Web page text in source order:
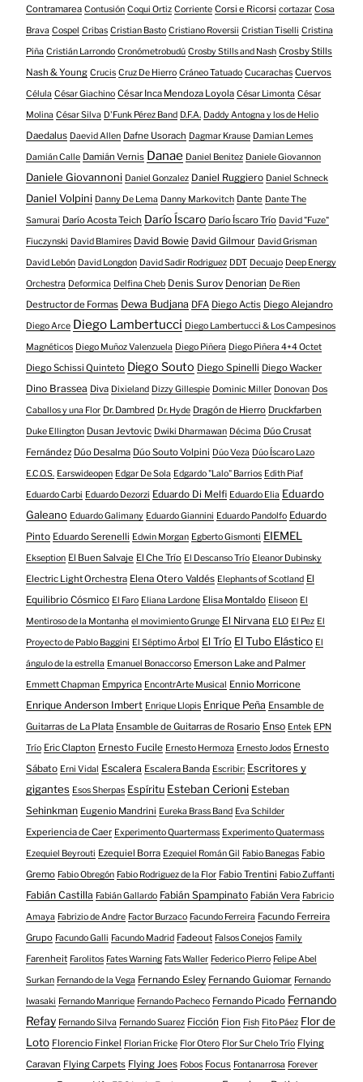
Contramarea Contusión Coqui Ortiz Corriente Corsi e Ricorsi cortazar Cosa
Brava Cospel Cribas Cristian Basto Cristiano Roversii Cristian Tiselli Cristina
Piña Cristián Larrondo Cronómetrobudú Crosby Stills and Nash Crosby Stills
Nash & Young Crucis Cruz De Hierro Cráneo Tatuado Cucarachas Cuervos
Célula César Giachino César Inca Mendoza Loyola César Limonta César
Molina César Silva D'Funk Pérez Band D.F.A. Daddy Antogna y los de Helio
Daedalus Daevid Allen Dafne Usorach Dagmar Krause Damian Lemes
Damián Calle Damián Vernis Danae Daniel Benitez Daniele Giovannon
Daniele Giovannoni Daniel Gonzalez Daniel Ruggiero Daniel Schneck
Daniel Volpini Danny De Lema Danny Markovitch Dante Dante The
Samurai Darío Acosta Teich Darío Íscaro Darío Íscaro Trío David "Fuze"
Fiuczynski David Blamires David Bowie David Gilmour David Grisman
David Lebón David Longdon David Sadir Rodriguez DDT Decuajo Deep Energy
Orchestra Deformica Delfina Cheb Denis Surov Denorian De Rien
Destructor de Formas Dewa Budjana DFA Diego Actis Diego Alejandro
Diego Arce Diego Lambertucci Diego Lambertucci & Los Campesinos
Magnéticos Diego Muñoz Valenzuela Diego Piñera Diego Piñera 4+4 Octet
Diego Schissi Quinteto Diego Souto Diego Spinelli Diego Wacker
Dino Brassea Diva Dixieland Dizzy Gillespie Dominic Miller Donovan Dos
Caballos y una Flor Dr. Dambred Dr. Hyde Dragón de Hierro Druckfarben
Duke Ellington Dusan Jevtovic Dwiki Dharmawan Décima Dúo Crusat
Fernández Dúo Desalma Dúo Souto Volpini Dúo Veza Dúo Íscaro Lazo
E.C.O.S. Earswideopen Edgar De Sola Edgardo "Lalo" Barrios Edith Piaf
Eduardo Carbi Eduardo Dezorzi Eduardo Di Melfi Eduardo Elia Eduardo
Galeano Eduardo Galimany Eduardo Giannini Eduardo Pandolfo Eduardo
Pinto Eduardo Serenelli Edwin Morgan Egberto Gismonti EIEMEL
Ekseption El Buen Salvaje El Che Trío El Descanso Trío Eleanor Dubinsky
Electric Light Orchestra Elena Otero Valdés Elephants of Scotland El
Equilibrio Cósmico El Faro Eliana Lardone Elisa Montaldo Eliseon El
Mentiroso de la Montanha el movimiento Grunge El Nirvana ELO El Pez El
Proyecto de Pablo Baggini El Séptimo Árbol El Trío El Tubo Elástico El
ángulo de la estrella Emanuel Bonaccorso Emerson Lake and Palmer
Emmett Chapman Empyrica EncontrArte Musical Ennio Morricone
Enrique Anderson Imbert Enrique Llopis Enrique Peña Ensamble de
Guitarras de La Plata Ensamble de Guitarras de Rosario Enso Entek EPN
Trío Eric Clapton Ernesto Fucile Ernesto Hermoza Ernesto Jodos Ernesto
Sábato Erni Vidal Escalera Escalera Banda Escribir: Escritores y
gigantes Esos Sherpas Espíritu Esteban Cerioni Esteban
Sehinkman Eugenio Mandrini Eureka Brass Band Eva Schilder
Experiencia de Caer Experimento Quartermass Experimento Quatermass
Ezequiel Beyrouti Ezequiel Borra Ezequiel Román Gil Fabio Banegas Fabio
Gremo Fabio Obregón Fabio Rodriguez de la Flor Fabio Trentini Fabio Zuffanti
Fabián Castilla Fabián Gallardo Fabián Spampinato Fabián Vera Fabricio
Amaya Fabrizio de Andre Factor Burzaco Facundo Ferreira Facundo Ferreira
Grupo Facundo Galli Facundo Madrid Fadeout Falsos Conejos Family
Farenheit Farolitos Fates Warning Fats Waller Federico Pierro Felipe Abel
Surkan Fernando de la Vega Fernando Esley Fernando Guiomar Fernando
Iwasaki Fernando Manrique Fernando Pacheco Fernando Picado Fernando
Refay Fernando Silva Fernando Suarez Ficción Fion Fish Fito Páez Flor de
Loto Florencio Finkel Florian Fricke Flor Otero Flor Sur Chelo Trío Flying
Caravan Flying Carpets Flying Joes Fobos Focus Fontanarrosa Forever